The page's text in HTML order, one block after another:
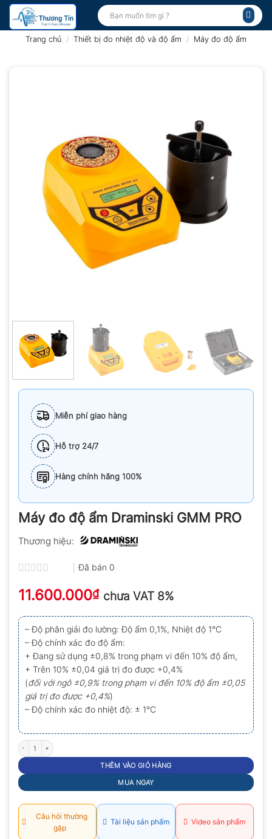
Bỏ
qua
Tìm
kiếm:
Trang chủ / Thiết bị đo nhiệt độ và độ ẩm / Máy đo độ ẩm
Miễn phí giao hàng
Hỗ trợ 24/7
Hàng chính hãng 100%
Máy đo độ ẩm Draminski GMM PRO
Thương hiệu:
xếp
hạng
5
sao
Đã bán 0
11.600.000₫ chưa VAT 8%
– Độ phân giải đo lường: Độ ẩm 0,1%, Nhiệt độ 1°C
– Độ chính xác đo độ ẩm:
+ Đang sử dụng ±0,8% trong phạm vi đến 10% độ ẩm,
+ Trên 10% ±0,04 giá trị đo được +0,4%
(đối với ngô ±0,9% trong phạm vi đến 10% độ ẩm ±0,05
giá trị đo được +0,4%)
– Độ chính xác đo nhiệt độ: ± 1°C
Máy đo độ ẩm Draminski GMM PRO số lượng
THÊM VÀO GIỎ HÀNG
MUA NGAY
Câu hỏi thường
gặp
Tài liệu sản phẩm Video sản phẩm